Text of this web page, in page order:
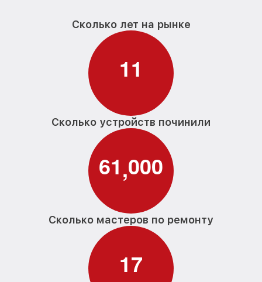
Сколько лет на рынке
11
Сколько устройств починили
61,000
Сколько мастеров по ремонту
17